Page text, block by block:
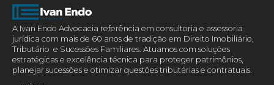
A Ivan Endo Advocacia referência em consultoria e assessoria
jurídica com mais de 60 anos de tradição em Direito Imobiliário,
Tributário e Sucessões Familiares. Atuamos com soluções
estratégicas e excelência técnica para proteger patrimônios,
planejar sucessões e otimizar questões tributárias e contratuais.